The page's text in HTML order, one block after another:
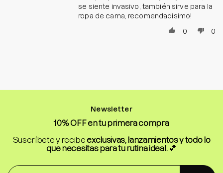
se siente invasivo, también sirve para la
ropa de cama, recomendadisimo!
0
0
Newsletter
10% OFF en tu primera compra
Suscríbete y recibeexclusivas, lanzamientos y todo lo
que necesitas para tu rutina ideal.💕